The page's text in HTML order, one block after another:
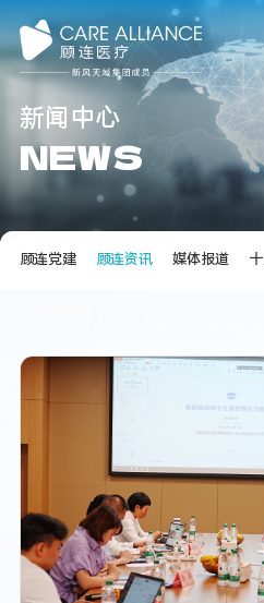
新闻 中心
NEWS
顾连党建 顾连资讯 媒体报道